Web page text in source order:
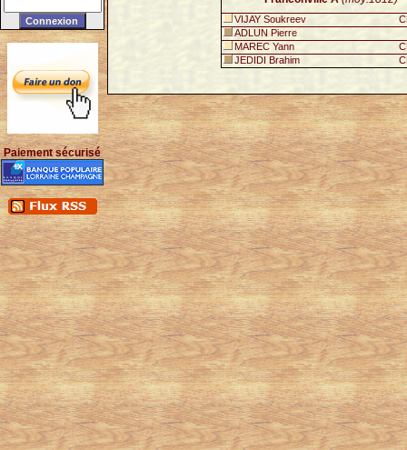
Paiement sécurisé
VIJAY Soukreev
ADLUN Pierre
MAREC Yann
JEDIDI Brahim